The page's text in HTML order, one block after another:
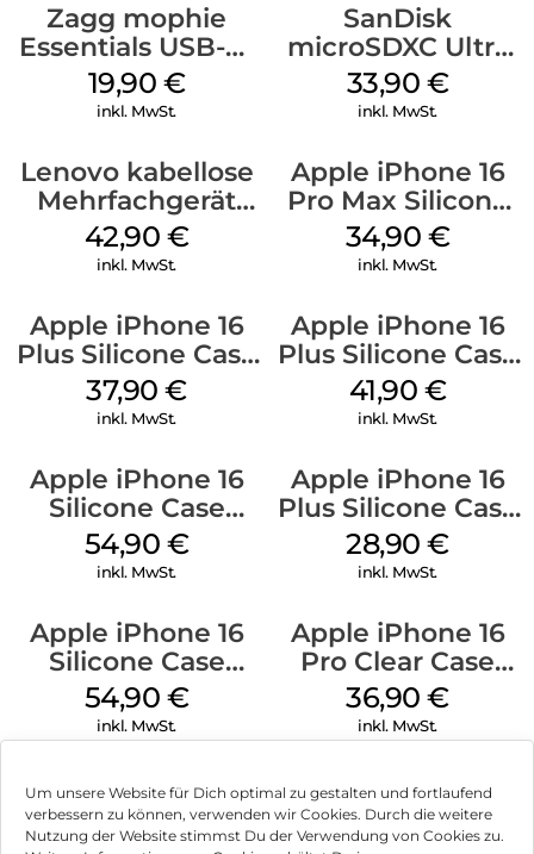
Um unsere Website für Dich optimal zu gestalten und fortlaufend
verbessern zu können, verwenden wir Cookies. Durch die weitere
Nutzung der Website stimmst Du der Verwendung von Cookies zu.
Zagg mophie
Essentials USB-C-
20W Charger PD
Weiß
19,90 €
inkl. MwSt.
SanDisk
microSDXC Ultra
128 GB + Adapter
Mobile
33,90 €
inkl. MwSt.
Lenovo kabellose
Mehrfachgerät
Luna Grey
42,90 €
inkl. MwSt.
Apple iPhone 16
Pro Max Silicone
Case MagSafe
Denim
34,90 €
inkl. MwSt.
Apple iPhone 16
Plus Silicone Case
MagSafe Lake
Green
37,90€
inkl. MwSt.
Apple iPhone 16
Plus Silicone Case
MagSafe Stone
Gray
41,90 €
inkl. MwSt.
Apple iPhone 16
Silicone Case
MagSafe Black
54,90 €
inkl. MwSt.
Apple iPhone 16
Plus Silicone Case
MagSafe Black
28,90€
inkl. MwSt.
Apple iPhone 16
Silicone Case
MagSafe Lake
Green
54,90 €
inkl. MwSt.
Apple iPhone 16
Pro Clear Case
MagSafe
Transparent
36,90€
inkl. MwSt.